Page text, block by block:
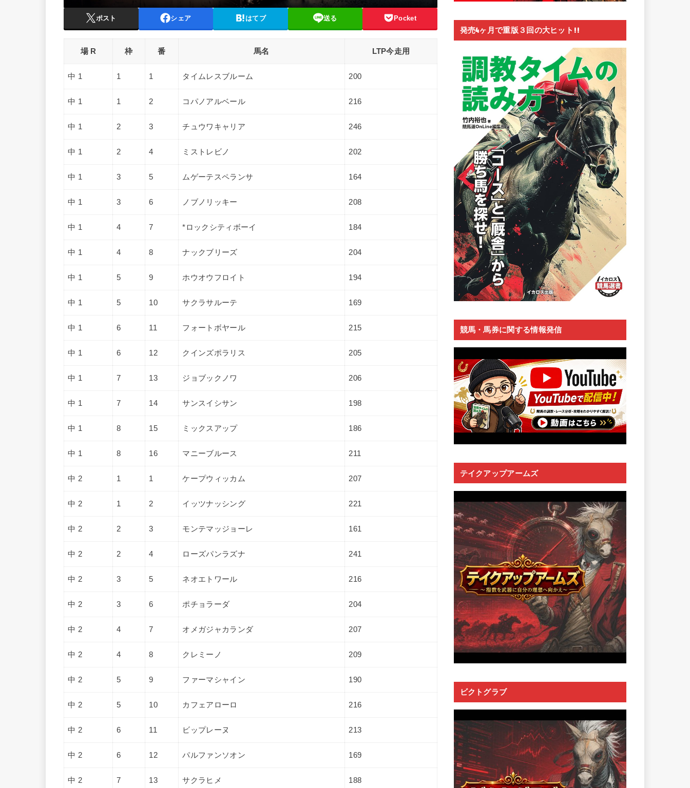
ポスト シェア はてブ 送る Pocket
場 R 枠 番 馬名 LTP今走用
中 1 1 1 タイムレスブルーム 200
中 1 1 2 コパノアルベール 216
中 1 2 3 チュウワキャリア 246
中 1 2 4 ミストレビノ 202
中 1 3 5 ムゲーテスペランサ 164
中 1 3 6 ノブノリッキー 208
中 1 4 7 *ロックシティボーイ 184
中 1 4 8 ナックブリーズ 204
中 1 5 9 ホウオウフロイト 194
中 1 5 10 サクラサルーテ 169
中 1 6 11 フォートボヤール 215
中 1 6 12 クインズポラリス 205
中 1 7 13 ジョブックノワ 206
中 1 7 14 サンスイシサン 198
中 1 8 15 ミックスアップ 186
中 1 8 16 マニーブルース 211
中 2 1 1 ケープウィッカム 207
中 2 1 2 イッツナッシング 221
中 2 2 3 モンテマッジョーレ 161
中 2 2 4 ローズパンラズナ 241
中 2 3 5 ネオエトワール 216
中 2 3 6 ポチョラーダ 204
中 2 4 7 オメガジャカランダ 207
中 2 4 8 クレミーノ 209
中 2 5 9 ファーマシャイン 190
中 2 5 10 カフェアローロ 216
中 2 6 11 ビップレーヌ 213
中 2 6 12 パルファンソオン 169
中 2 7 13 サクラヒメ 188
発売4ヶ月で重版３回の大ヒット!!
競馬・馬券に関する情報発信
テイクアップアームズ
ビクトグラブ